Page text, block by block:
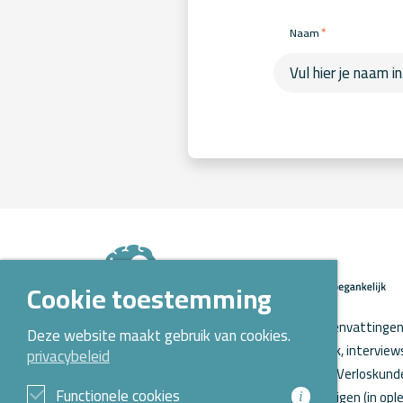
Naam*
Op Kennispoort Verloskunde vind je
verloskundig wetenschappelijk onderzoek,
o.a. aanstaande promoties. Kennispoort
Opleidingen Verloskunde voor verloskundigen (in
Cookie toestemming
Deze website maakt gebruik van cookies.
privacybeleid
Functionele cookies
i